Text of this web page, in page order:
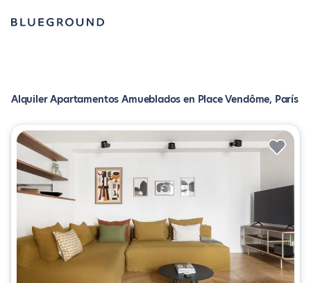
Alquiler Apartamentos Amueblados en Place Vendôme, París